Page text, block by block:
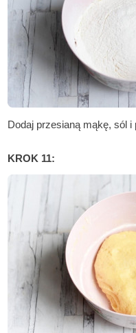
Dodaj przesianą mąkę, sól
KROK 11: